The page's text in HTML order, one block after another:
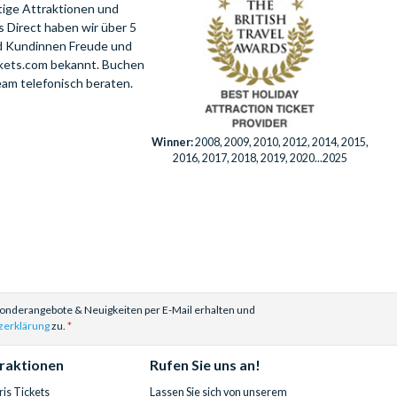
Attraktionen und
Direct haben wir über 5
Freude und
bekannt. Buchen
telefonisch beraten.
Winner:2008, 2009, 2010, 2012, 2014, 2015,
2016, 2017, 2018, 2019, 2020...2025
& Neuigkeiten per E-Mail erhalten und
zu.
Tickets
Rufen Sie uns an!
Lassen Sie sich von unserem